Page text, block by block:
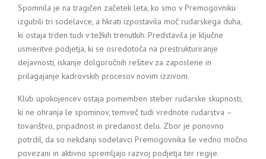
Spomnila je na tragičen začetek leta, ko smo v Premogovniku
izgubili tri sodelavce, a hkrati izpostavila moč rudarskega duha,
ki ostaja trden tudi v težkih trenutkih. Predstavila je ključne
usmeritve podjetja, ki se osredotoča na prestrukturiranje
dejavnosti, iskanje dolgoročnih rešitev za zaposlene in
prilagajanje kadrovskih procesov novim izzivom.
Klub upokojencev ostaja pomemben steber rudarske skupnosti,
ki ne ohranja le spominov, temveč tudi vrednote rudarstva –
tovarištvo, pripadnost in predanost delu. Zbor je ponovno
potrdil, da so nekdanji sodelavci Premogovnika še vedno močno
povezani in aktivno spremljajo razvoj podjetja ter regije.